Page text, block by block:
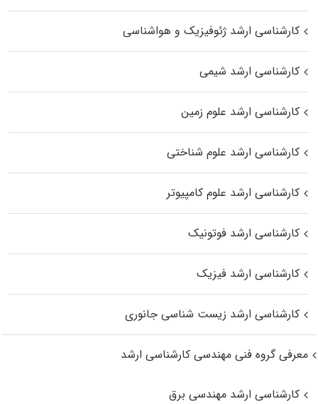
کارشناسی ارشد ژئوفیزیک و هواشناسی
کارشناسی ارشد شیمی
کارشناسی ارشد علوم زمین
کارشناسی ارشد علوم شناختی
کارشناسی ارشد علوم کامپیوتر
کارشناسی ارشد فوتونیک
کارشناسی ارشد فیزیک
کارشناسی ارشد زیست‌ شناسی جانوری
معرفی گروه فنی مهندسی کارشناسی ارشد
کارشناسی ارشد مهندسی برق